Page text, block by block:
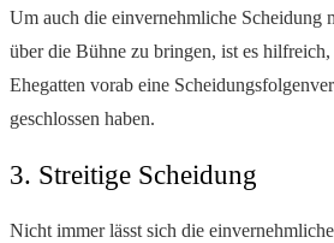
Um auch die einvernehmliche Scheidung
über die Bühne zu bringen, ist es
Ehegatten vorab eine
geschlossen haben.
3. Streitige Scheidung
Nicht immer lässt sich die